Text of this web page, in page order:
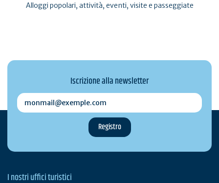
Alloggi popolari, attività, eventi, visite e passeggiate
Iscrizione alla newsletter
monmail@exemple.com
I nostri uffici turistici